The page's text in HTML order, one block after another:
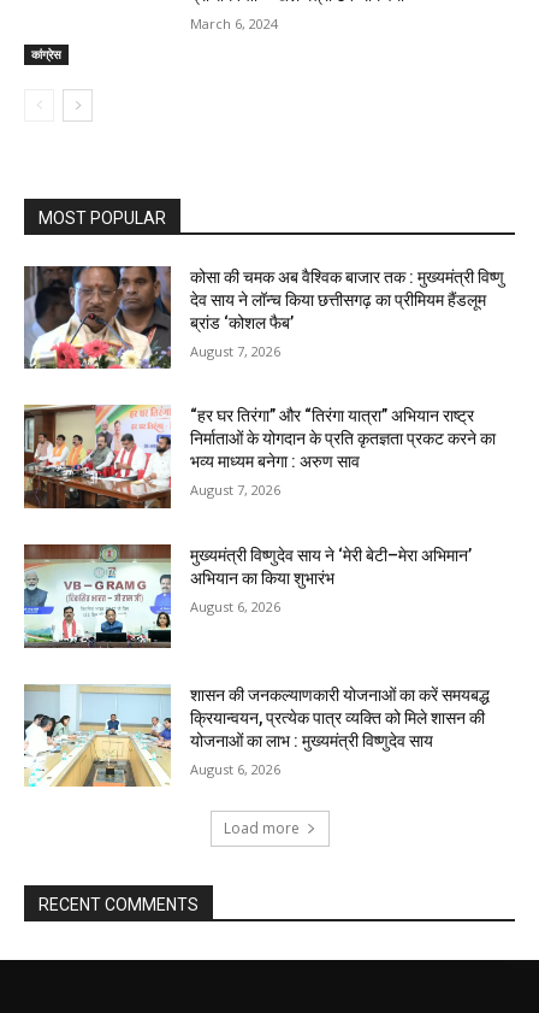
कांग्रेस
March 6, 2024
MOST POPULAR
कोसा की चमक अब वैश्विक बाजार तक : मुख्यमंत्री विष्णु
देव साय ने लॉन्च किया छत्तीसगढ़ का प्रीमियम हैंडलूम
ब्रांड ‘कोशल फैब’
August 7, 2026
“हर घर तिरंगा” और “तिरंगा यात्रा” अभियान राष्ट्र
निर्माताओं के योगदान के प्रति कृतज्ञता प्रकट करने का
भव्य माध्यम बनेगा : अरुण साव
August 7, 2026
मुख्यमंत्री विष्णुदेव साय ने ‘मेरी बेटी–मेरा अभिमान’
अभियान का किया शुभारंभ
August 6, 2026
शासन की जनकल्याणकारी योजनाओं का करें समयबद्ध
क्रियान्वयन, प्रत्येक पात्र व्यक्ति को मिले शासन की
योजनाओं का लाभ : मुख्यमंत्री विष्णुदेव साय
August 6, 2026
Load more
RECENT COMMENTS